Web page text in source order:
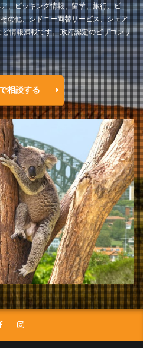
、ピッキング情報、留学、旅行、ビ
の他、シドニー両替サービス、シェア
情報満載です。 政府認定のビザコンサ
相談する